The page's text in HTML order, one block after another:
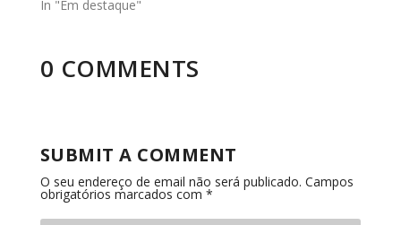
In "Em destaque"
0 COMMENTS
SUBMIT A COMMENT
O seu endereço de email não será publicado. Campos
obrigatórios marcados com *